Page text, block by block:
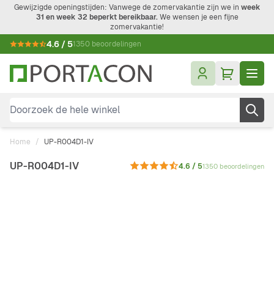
Ga naar de inhoud
Gewijzigde openingstijden: Vanwege de zomervakantie zijn we in week
31 en week 32 beperkt bereikbaar.We wensen je een fijne
zomervakantie!
4.6 / 51350 beoordelingen
Doorzoek de hele winkel
Home / UP-R004D1-IV
UP-R004D1-IV 4.6 / 51350 beoordelingen